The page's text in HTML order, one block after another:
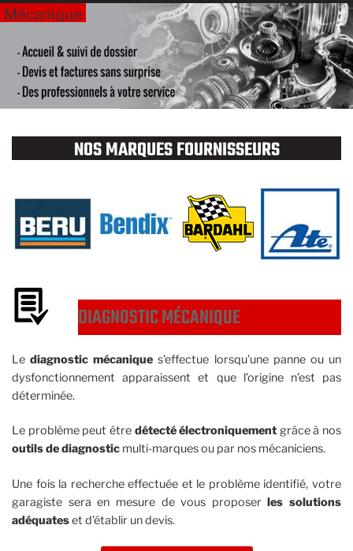
Mécanique
NOS MARQUES FOURNISSEURS
DIAGNOSTIC MÉCANIQUE
Lediagnostic mécanique s’effectue lorsqu’une panne ou un
dysfonctionnement apparaissent et que l’origine n’est pas
déterminée.
Le problème peut être détecté électroniquement grâce à nos
outils de diagnostic multi-marques ou par nos mécaniciens.
Une fois la recherche effectuée et le problème identifié, votre
garagiste sera en mesure de vous proposerles solutions
adéquateset d’établir un devis.